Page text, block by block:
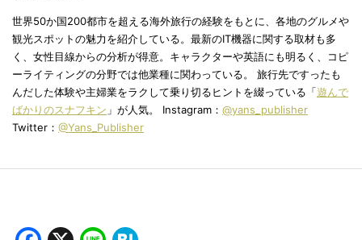
世界50か国200都市を超える海外旅行の経験をもとに、各地のグルメや
観光スポットの魅力を紹介している。最新のIT機器に関する取材も多
く、女性目線からの分析が得意。キャラクターや英語にも明るく、コピ
ーライティングの分野では他業種に関わっている。 旅行先ですったも
んだした体験や主婦業をラクして乗り切るヒントを綴っている「遊んで
ばかりのスナフキン 」が人気。 Instagram： @yans_publisher
Twitter： @Yans_Publisher